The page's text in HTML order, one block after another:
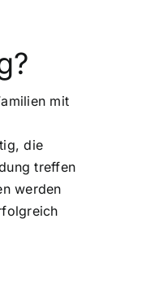
mit
die
treffen
werden